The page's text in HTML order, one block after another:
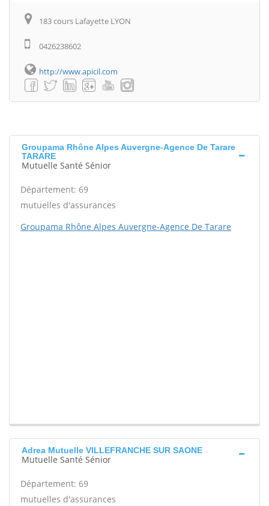
183 cours Lafayette LYON
0426238602
http://www.apicil.com
Groupama Rhône Alpes Auvergne-Agence De Tarare
TARARE
Mutuelle Santé Sénior
Département: 69
mutuelles d'assurances
Groupama Rhône Alpes Auvergne-Agence De Tarare
Adrea Mutuelle VILLEFRANCHE SUR SAONE
Mutuelle Santé Sénior
Département: 69
mutuelles d'assurances